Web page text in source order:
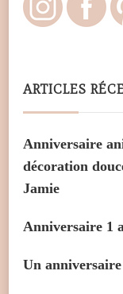
ARTICLES
Anniversaire
décoration
Jamie
Anniversaire 1
Un